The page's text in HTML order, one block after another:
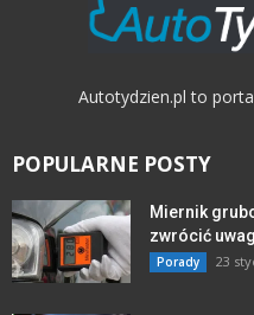
Autotydzien.pl to
POPULARNE POSTY
Miernik
zwrócić
Porady 23